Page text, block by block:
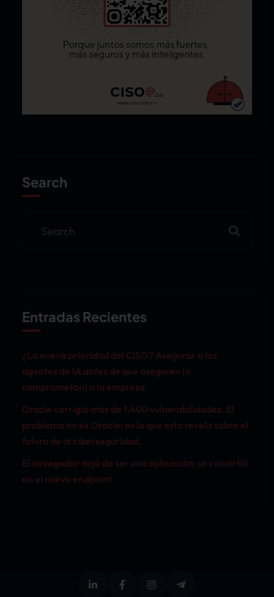
Search
Entradas Recientes
¿La nueva prioridad del CISO? Asegurar a los
agentes de IA antes de que aseguren (o
comprometan) a la empresa
Oracle corrigió más de 1,400 vulnerabilidades. El
problema no es Oracle; es lo que esto revela sobre el
futuro de la ciberseguridad.
El navegador dejó de ser una aplicación: se convirtió
en el nuevo endpoint